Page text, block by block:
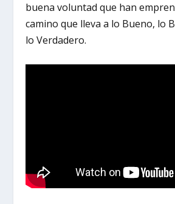
buena voluntad que han
camino que lleva a lo Bueno, lo
lo Verdadero.